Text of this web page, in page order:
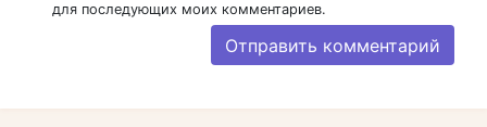
для последующих моих комментариев.